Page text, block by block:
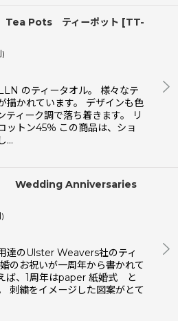
Tea Pots ティーポット [TT-
)
のティータオル。 様々なテ
描かれています。 デザインも色
ティーク調で落ち着きます。 リ
ットン45％ この商品は、ショ
…
Wedding Anniversaries
達のUlster Weavers社のティ
のお祝いが一周年から書かれて
ば、1周年はpaper 紙婚式 と
刺繍をイメージした図案がとて